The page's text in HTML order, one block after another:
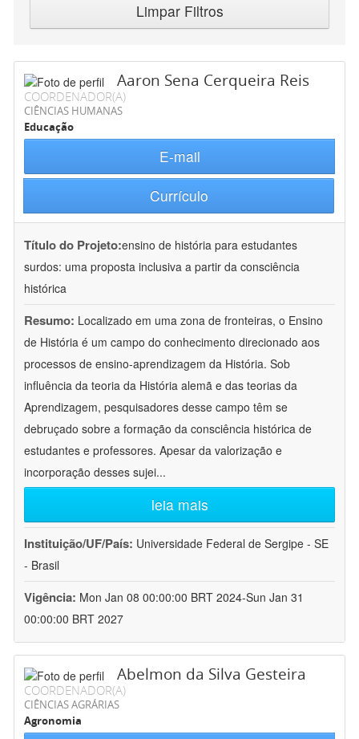
Limpar Filtros
Aaron Sena Cerqueira Reis
COORDENADOR(A)
CIÊNCIAS HUMANAS
Educação
E-mail
Currículo
Título do Projeto:ensino de história para estudantes
surdos: uma proposta inclusiva a partir da consciência
histórica
Resumo: Localizado em uma zona de fronteiras, o Ensino
de História é um campo do conhecimento direcionado aos
processos de ensino-aprendizagem da História. Sob
influência da teoria da História alemã e das teorias da
Aprendizagem, pesquisadores desse campo têm se
debruçado sobre a formação da consciência histórica de
estudantes e professores. Apesar da valorização e
incorporação desses sujei...
leia mais
Instituição/UF/País: Universidade Federal de Sergipe - SE
- Brasil
Vigência: Mon Jan 08 00:00:00 BRT 2024-Sun Jan 31
00:00:00 BRT 2027
Abelmon da Silva Gesteira
COORDENADOR(A)
CIÊNCIAS AGRÁRIAS
Agronomia